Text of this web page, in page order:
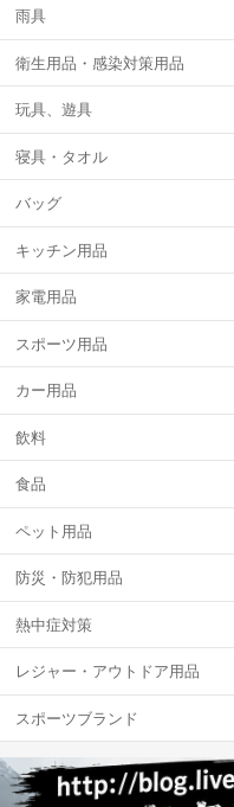
雨具
衛生用品・感染対策用品
玩具、遊具
寝具・タオル
バッグ
キッチン用品
家電用品
スポーツ用品
カー用品
飲料
食品
ペット用品
防災・防犯用品
熱中症対策
レジャー・アウトドア用品
スポーツブランド